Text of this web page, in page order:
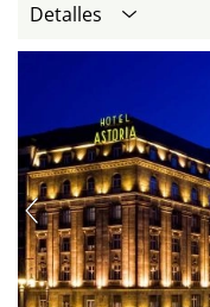
Detalles